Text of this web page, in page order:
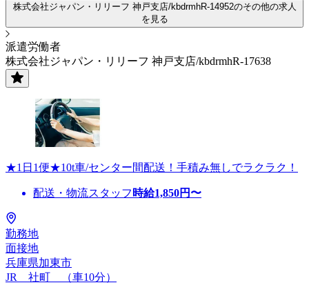
株式会社ジャパン・リリーフ 神戸支店/kbdrmhR-14952のその他の求人
を見る
派遣労働者
株式会社ジャパン・リリーフ 神戸支店/kbdrmhR-17638
★1日1便★10t車/センター間配送！手積み無しでラクラク！
配送・物流スタッフ 時給1,850円〜
勤務地
面接地
兵庫県加東市
JR 社町 （車10分）